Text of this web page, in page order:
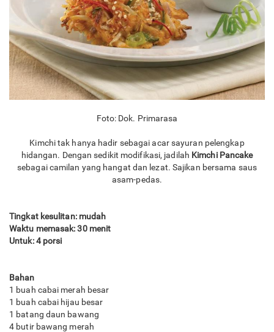
Foto: Dok. Primarasa
Kimchi tak hanya hadir sebagai acar sayuran pelengkap
hidangan. Dengan sedikit modifikasi, jadilah Kimchi Pancake
sebagai camilan yang hangat dan lezat. Sajikan bersama saus
asam-pedas.
Tingkat kesulitan: mudah
Waktu memasak: 30 menit
Untuk: 4 porsi
Bahan
1 buah cabai merah besar
1 buah cabai hijau besar
1 batang daun bawang
4 butir bawang merah